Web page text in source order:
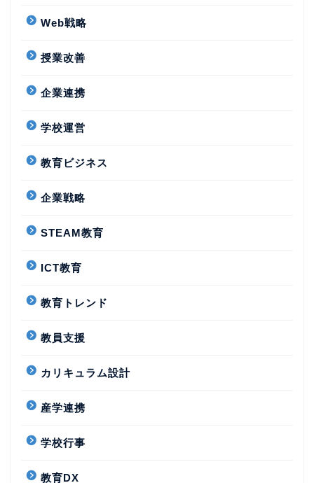
Web戦略
授業改善
企業連携
学校運営
教育ビジネス
企業戦略
STEAM教育
ICT教育
教育トレンド
教員支援
カリキュラム設計
産学連携
学校行事
教育DX